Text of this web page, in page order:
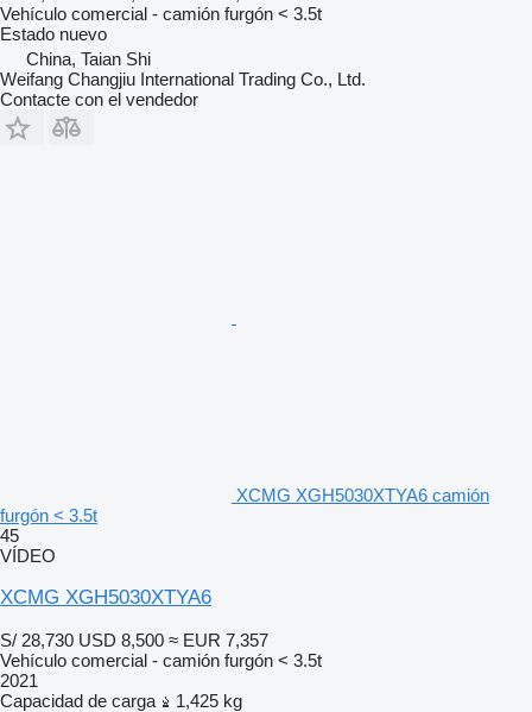
Vehículo comercial - camión furgón < 3.5t
Estado nuevo
China, Taian Shi
Weifang Changjiu International Trading Co., Ltd.
Contacte con el vendedor
XCMG XGH5030XTYA6 camión
furgón < 3.5t
45
VÍDEO
XCMG XGH5030XTYA6
S/ 28,730 USD 8,500 ≈ EUR 7,357
Vehículo comercial - camión furgón < 3.5t
2021
Capacidad de carga
1,425 kg